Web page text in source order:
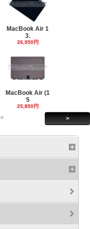
MacBook Air 1
3.
26,950円
MacBook Air (1
5
25,850円
>